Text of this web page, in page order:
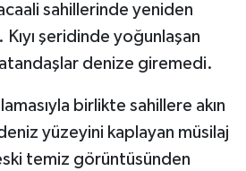
sahillerinde yeniden
şeridinde yoğunlaşan
denize giremedi.
birlikte sahillere akın
yüzeyini kaplayan müsilaj
temiz görüntüsünden